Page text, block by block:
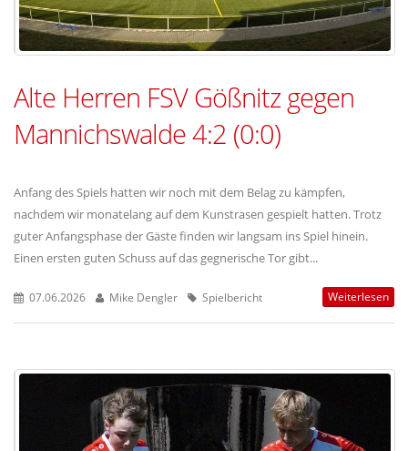
Alte Herren FSV Gößnitz gegen
Mannichswalde 4:2 (0:0)
Anfang des Spiels hatten wir noch mit dem Belag zu kämpfen,
nachdem wir monatelang auf dem Kunstrasen gespielt hatten. Trotz
guter Anfangsphase der Gäste finden wir langsam ins Spiel hinein.
Einen ersten guten Schuss auf das gegnerische Tor gibt...
07.06.2026 Mike Dengler Spielbericht Weiterlesen